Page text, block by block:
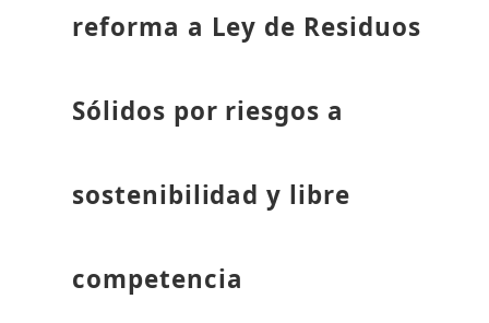
reforma a Ley de Residuos
Sólidos por riesgos a
sostenibilidad y libre
competencia